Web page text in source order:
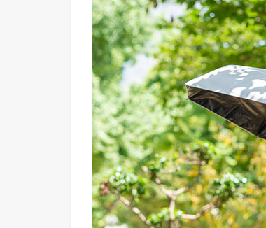
も、
どん
どん
取り
入れ
てい
ま
す。
3
急な
雨に
も、
これ
一本
で安